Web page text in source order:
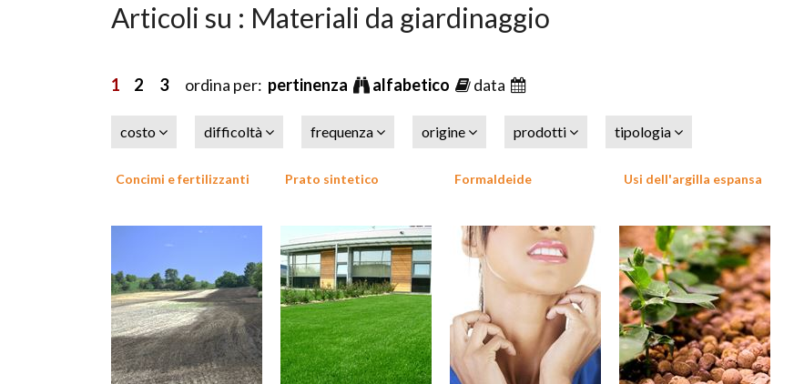
Articoli su : Materiali da giardinaggio
1 2 3ordina per: pertinenza alfabetico data
costo difficoltà frequenza origine prodotti tipologia
Concimi e fertilizzanti Prato sintetico Formaldeide Usi dell'argilla espansa